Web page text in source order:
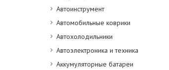
Автоинструмент
Автомобильные коврики
Автохолодильники
Автоэлектроника и техника
Аккумуляторные батареи